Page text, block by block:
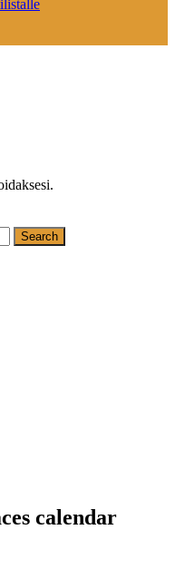
calendar